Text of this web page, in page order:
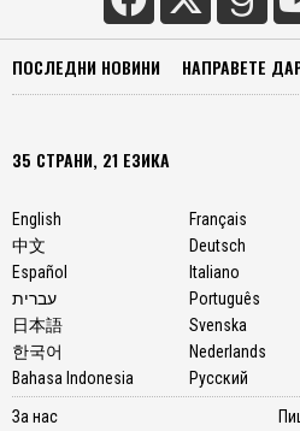
ПОСЛЕДНИ НОВИНИ НАПРАВЕТЕ
35 СТРАНИ, 21 ЕЗИКА
English
中文
Español
עברית
日本語
한국어
Bahasa Indonesia
Français
Deutsch
Italiano
Português
Svenska
Nederlands
Русский
За нас